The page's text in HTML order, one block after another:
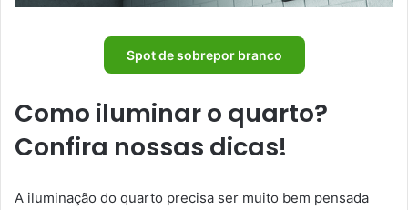
Spot de sobrepor branco
Como iluminar o quarto?
Confira nossas dicas!
A iluminação do quarto precisa ser muito bem pensada